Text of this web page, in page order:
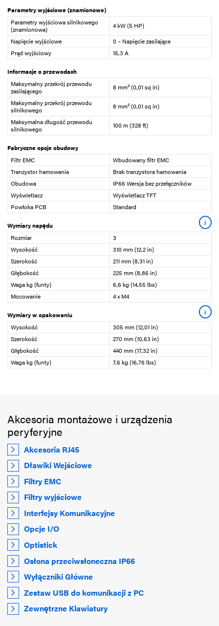
Parametry wyjściowe (znamionowe)
Parametry wyjściowa silnikowego
(znamionowa)
4 kW (5 HP)
Napięcie wyjściowe
0 – Napięcie zasilające
Prąd wyjściowy
15,3 A
Informacje o przewodach
Maksymalny przekrój przewodu
zasilającego
8 mm² (0,01 sq in)
Maksymalny przekrój przewodu
silnikowego
8 mm² (0,01 sq in)
Maksymalna długość przewodu
silnikowego
100 m (328 ft)
Fabryczne opcje obudowy
Filtr EMC
Wbudowany filtr EMC
Tranzystor hamowania
Brak tranzystora hamowania
Obudowa
IP66 Wersja bez przełączników
Wyświetlacz
Wyświetlacz TFT
Powłoka PCB
Standard
Wymiary napędu i
Rozmiar
3
Wysokość
310 mm (12,2 in)
Szerokość
211 mm (8,31 in)
Głębokość
225 mm (8,86 in)
Waga kg (funty)
6,6 kg (14,55 lbs)
Mocowanie
4 x M4
Wymiary w opakowaniu i
Wysokość
305 mm (12,01 in)
Szerokość
270 mm (10,63 in)
Głębokość
440 mm (17,32 in)
Waga kg (funty)
7,6 kg (16,76 lbs)
Akcesoria montażowe i urządzenia
peryferyjne
Akcesoria RJ45
Dławiki Wejściowe
Filtry EMC
Filtry wyjściowe
Interfejsy Komunikacyjne
Opcje I/O
Optistick
Osłona przeciwsłoneczna IP66
Wyłączniki Główne
Zestaw USB do komunikacji z PC
Zewnętrzne Klawiatury